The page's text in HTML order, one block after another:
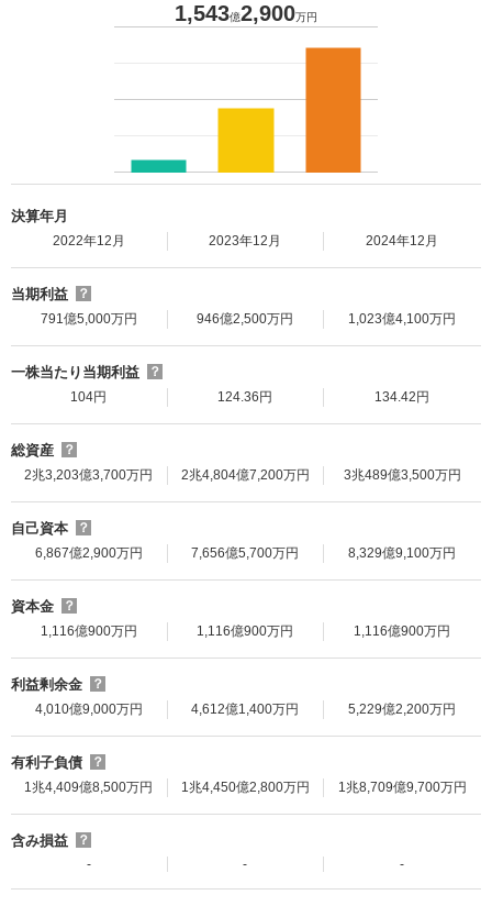
1,543億2,900万円
決算年月
2022年12月 2023年12月 2024年12月
当期利益
？
791億5,000万円
946億2,500万円 1,023億4,100万円
一株当たり当期利益
？
104円
124.36円 134.42円
総資産
？
2兆3,203億3,700万円
2兆4,804億7,200万円 3兆489億3,500万円
自己資本
？
6,867億2,900万円
7,656億5,700万円 8,329億9,100万円
資本金
？
1,116億900万円
1,116億900万円 1,116億900万円
利益剰余金
？
4,010億9,000万円
4,612億1,400万円 5,229億2,200万円
有利子負債
？
1兆4,409億8,500万円
1兆4,450億2,800万円 1兆8,709億9,700万円
含み損益
？
-
- -